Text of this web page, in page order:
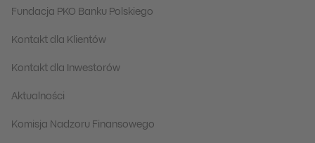
Fundacja PKO Banku Polskiego
Kontakt dla Klientów
Kontakt dla Inwestorów
Aktualności
Komisja Nadzoru Finansowego